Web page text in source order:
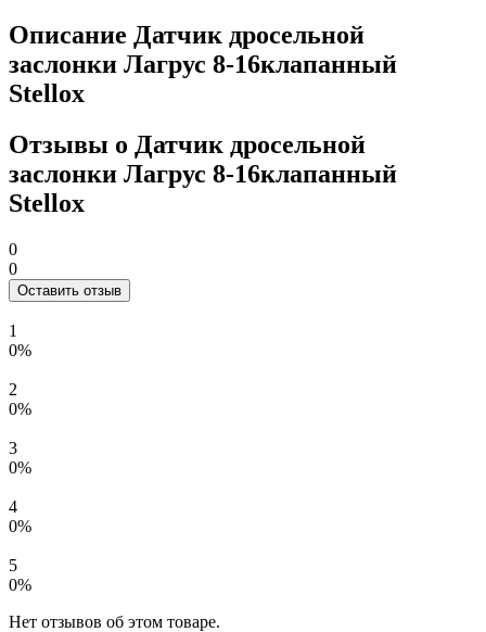
Описание Датчик дросельной
заслонки Лагрус 8-16клапанный
Stellox
Отзывы о Датчик дросельной
заслонки Лагрус 8-16клапанный
Stellox
0
0
Оставить отзыв
1
0%
2
0%
3
0%
4
0%
5
0%
Нет отзывов об этом товаре.